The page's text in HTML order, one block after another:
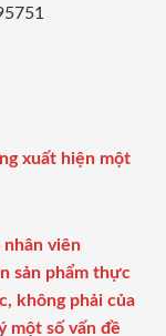
xuất hiện một
nhân viên
sản phẩm thực
không phải của
một số vấn đề